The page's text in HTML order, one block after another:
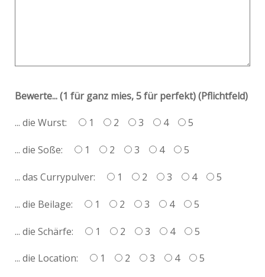
Bewerte... (1 für ganz mies, 5 für perfekt) (Pflichtfeld)
... die Wurst: 1 2 3 4 5
... die Soße: 1 2 3 4 5
... das Currypulver: 1 2 3 4 5
... die Beilage: 1 2 3 4 5
... die Schärfe: 1 2 3 4 5
... die Location: 1 2 3 4 5